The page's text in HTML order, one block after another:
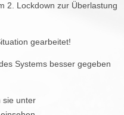
2. Lockdown zur Überlastung
gearbeitet!
Systems besser gegeben
sie unter